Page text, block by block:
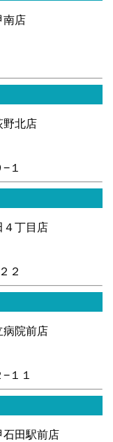
南店
野北店
１
４丁目店
２
病院前店
１１
田駅前店